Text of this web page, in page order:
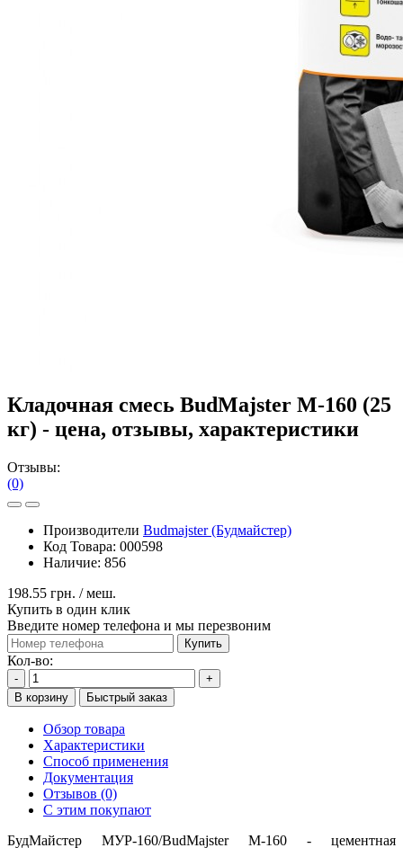
Кладочная смесь BudMajster M-160 (25
кг) - цена, отзывы, характеристики
Отзывы:
(0)
Производители Budmajster (Будмайстер)
Код Товара: 000598
Наличие: 856
198.55 грн. / меш.
Купить в один клик
Введите номер телефона и мы перезвоним
Купить
Кол-во:
-
+
В корзину
Быстрый заказ
Обзор товара
Характеристики
Способ применения
Документация
Отзывов (0)
С этим покупают
БудМайстер МУР-160/BudMajster M-160 - цементная